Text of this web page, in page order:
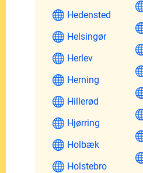
Hedensted
Helsingør
Herlev
Herning
Hillerød
Hjørring
Holbæk
Holstebro